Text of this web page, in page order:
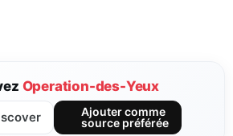
Operation-des-Yeux
Ajouter comme
source préférée